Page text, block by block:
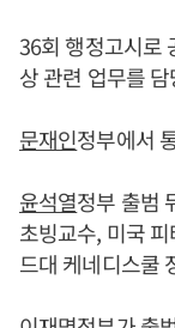
36회 행정고시로
상 관련 업무를
문재인정부에서
윤석열정부 출범
초빙교수, 미국
드대 케네디스쿨